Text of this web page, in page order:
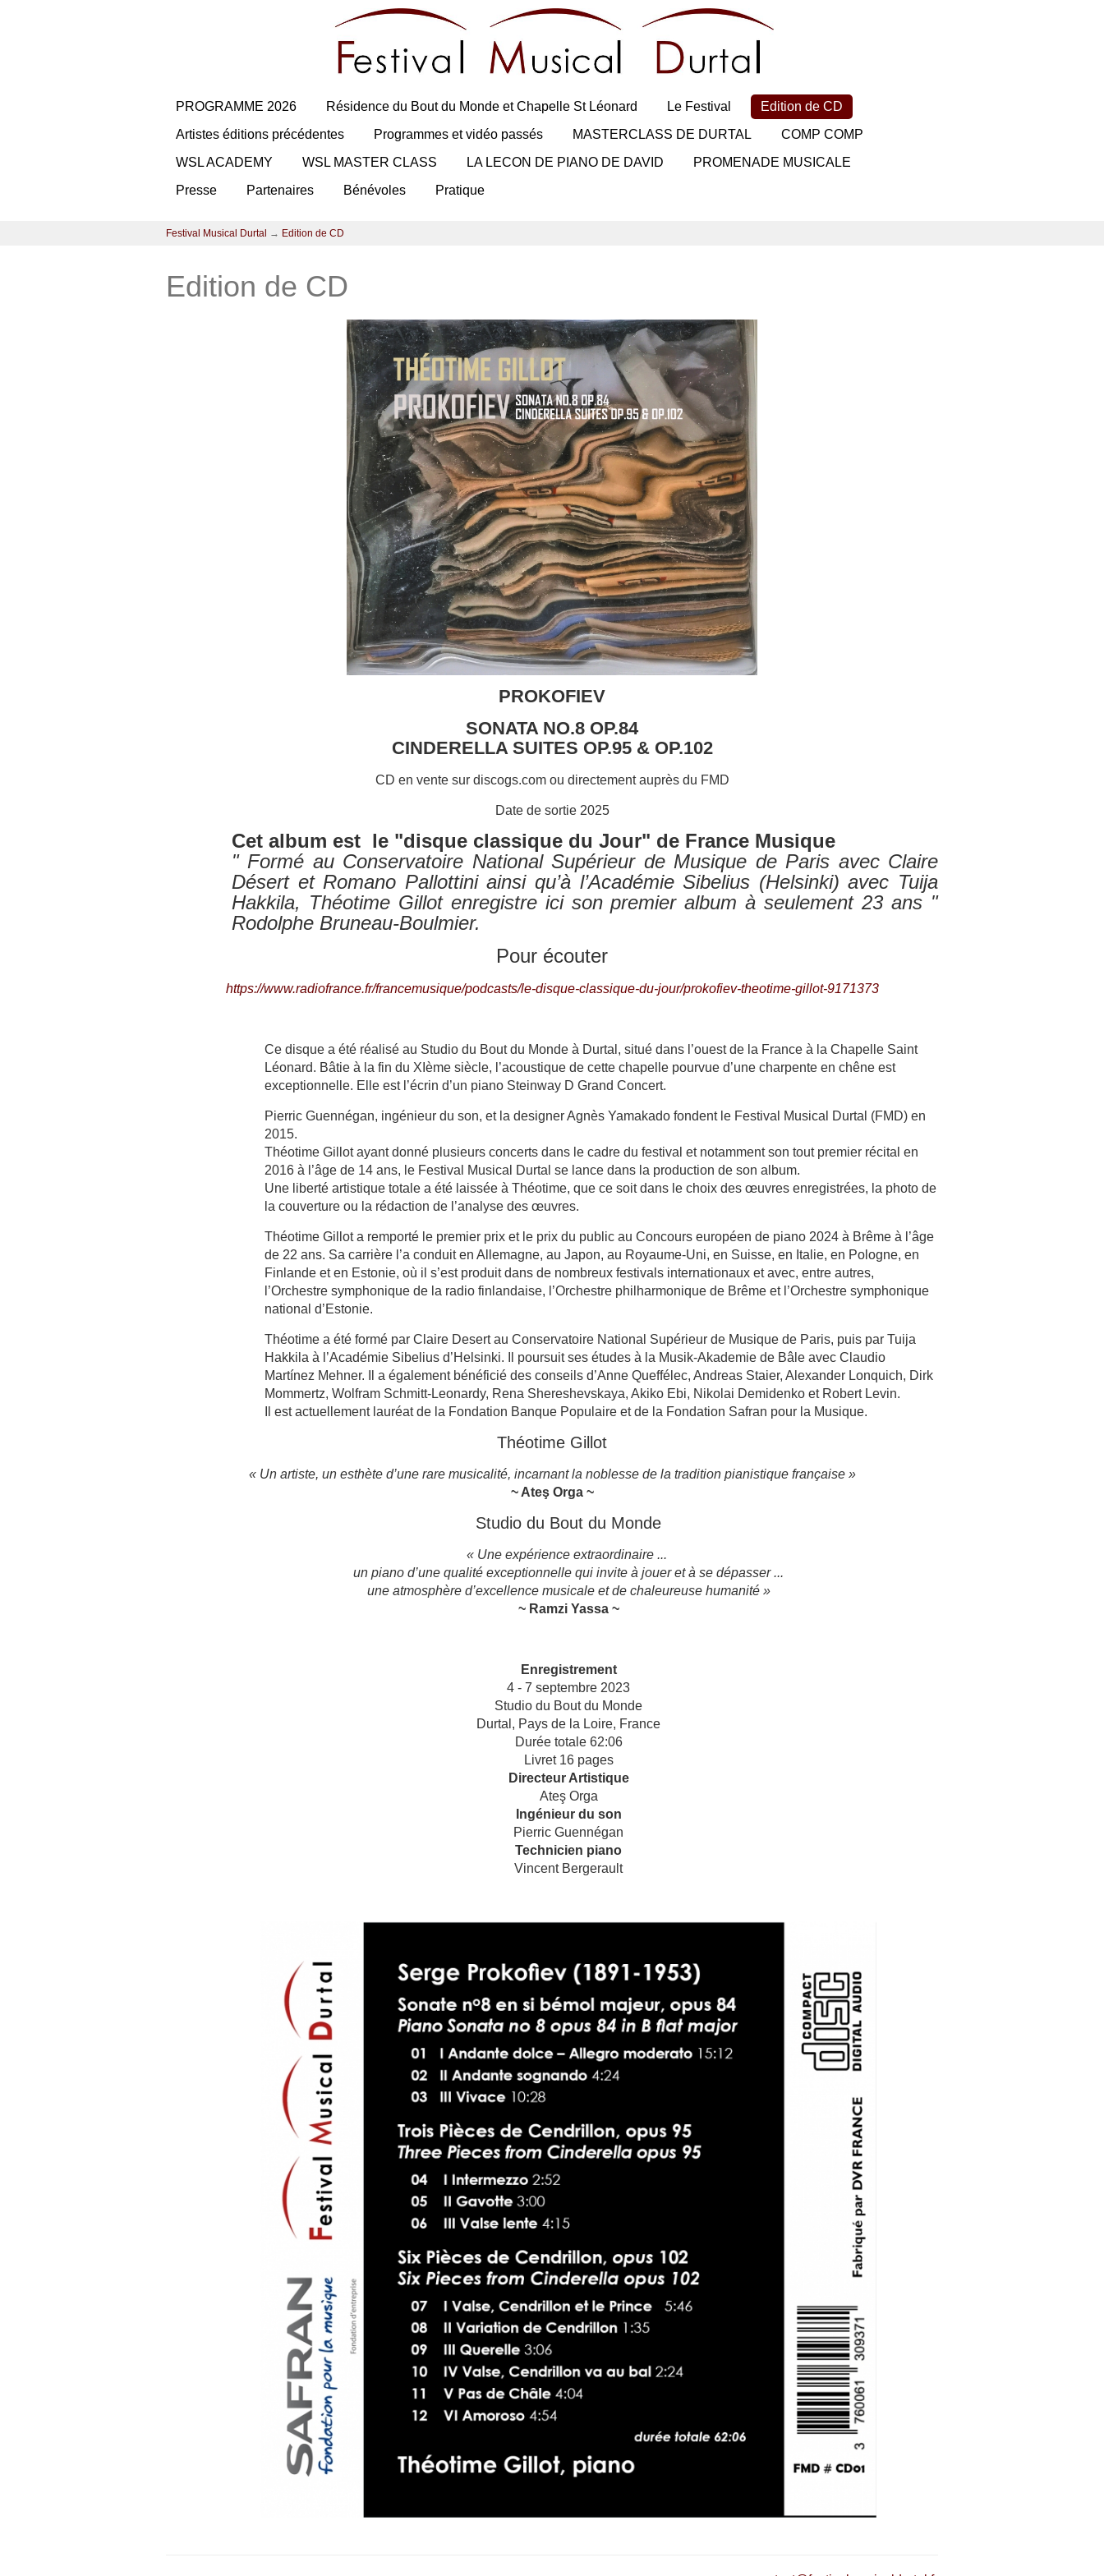
PROGRAMME 2026 Résidence du Bout du Monde et Chapelle St Léonard Le Festival
Edition de CD
Artistes éditions précédentes
Programmes et vidéo passés MASTERCLASS DE DURTAL
COMP COMP
WSL ACADEMY
WSL MASTER CLASS LA LECON DE PIANO DE DAVID
PROMENADE MUSICALE
Presse
Partenaires Bénévoles Pratique
Festival Musical Durtal → Edition de CD
Edition de CD
PROKOFIEV
SONATA NO.8 OP.84
CINDERELLA SUITES OP.95 & OP.102
CD en vente sur discogs.com ou directement auprès du FMD
Date de sortie 2025
Cet album est le "disque classique du Jour" de France Musique
" Formé au Conservatoire National Supérieur de Musique de Paris avec Claire
Désert et Romano Pallottini ainsi qu’à l’Académie Sibelius (Helsinki) avec Tuija
Hakkila, Théotime Gillot enregistre ici son premier album à seulement 23 ans "
Rodolphe Bruneau-Boulmier.
Pour écouter
https://www.radiofrance.fr/francemusique/podcasts/le-disque-classique-du-jour/prokofiev-theotime-gillot-9171373
Ce disque a été réalisé au Studio du Bout du Monde à Durtal, situé dans l’ouest de la France à la Chapelle Saint
Léonard. Bâtie à la fin du XIème siècle, l’acoustique de cette chapelle pourvue d’une charpente en chêne est
exceptionnelle. Elle est l’écrin d’un piano Steinway D Grand Concert.
Pierric Guennégan, ingénieur du son, et la designer Agnès Yamakado fondent le Festival Musical Durtal (FMD) en
2015.
Théotime Gillot ayant donné plusieurs concerts dans le cadre du festival et notamment son tout premier récital en
2016 à l’âge de 14 ans, le Festival Musical Durtal se lance dans la production de son album.
Une liberté artistique totale a été laissée à Théotime, que ce soit dans le choix des œuvres enregistrées, la photo de
la couverture ou la rédaction de l’analyse des œuvres.
Théotime Gillot a remporté le premier prix et le prix du public au Concours européen de piano 2024 à Brême à l’âge
de 22 ans. Sa carrière l’a conduit en Allemagne, au Japon, au Royaume-Uni, en Suisse, en Italie, en Pologne, en
Finlande et en Estonie, où il s’est produit dans de nombreux festivals internationaux et avec, entre autres,
l’Orchestre symphonique de la radio finlandaise, l’Orchestre philharmonique de Brême et l’Orchestre symphonique
national d’Estonie.
Théotime a été formé par Claire Desert au Conservatoire National Supérieur de Musique de Paris, puis par Tuija
Hakkila à l’Académie Sibelius d’Helsinki. Il poursuit ses études à la Musik-Akademie de Bâle avec Claudio
Martínez Mehner. Il a également bénéficié des conseils d’Anne Queffélec, Andreas Staier, Alexander Lonquich, Dirk
Mommertz, Wolfram Schmitt-Leonardy, Rena Shereshevskaya, Akiko Ebi, Nikolai Demidenko et Robert Levin.
Il est actuellement lauréat de la Fondation Banque Populaire et de la Fondation Safran pour la Musique.
Théotime Gillot
« Un artiste, un esthète d’une rare musicalité, incarnant la noblesse de la tradition pianistique française »
~ Ateş Orga ~
Studio du Bout du Monde
« Une expérience extraordinaire ...
un piano d’une qualité exceptionnelle qui invite à jouer et à se dépasser ...
une atmosphère d’excellence musicale et de chaleureuse humanité »
~ Ramzi Yassa ~
Enregistrement
4 - 7 septembre 2023
Studio du Bout du Monde
Durtal, Pays de la Loire, France
Durée totale 62:06
Livret 16 pages
Directeur Artistique
Ateş Orga
Ingénieur du son
Pierric Guennégan
Technicien piano
Vincent Bergerault